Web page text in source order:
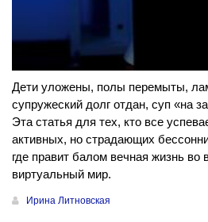
Дети уложены, полы перемыты,
супружеский долг отдан, суп «на
Эта статья для тех, кто все
активных, но страдающих
где правит балом вечная жизнь во
виртуальный мир.
Ирина Литновская